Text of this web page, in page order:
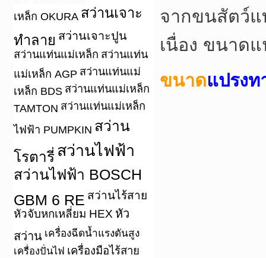
เหล็ก OKURA สว่านเจาะ
ทำลาย สว่านเจาะปูน
สว่านแท่นแม่เหล็ก สว่านแท่น
แม่เหล็ก AGP สว่านแท่นแม่
เหล็ก BDS สว่านแท่นแม่เหล็ก
TAMTON สว่านแท่นแม่เหล็ก
ไฟฟ้า PUMPKIN สว่าน
โรตารี่ สว่านไฟฟ้า
สว่านไฟฟ้า BOSCH
GBM 6 RE สว่านไร้สาย
หัวจับหกเหลี่ยม HEX หัว
สว่าน เครื่องฉีดน้ำแรงดันสูง
เครื่องปั่นไฟ เครื่องมือไร้สาย
จากขนสัตว์แ
เนื่อง ขนาดแ
ขนาดแปรง